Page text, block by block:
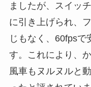
ましたが、スイッ
に引き上げられ、
じもなく、60fpsで
す。これにより、
風車もヌルヌルと